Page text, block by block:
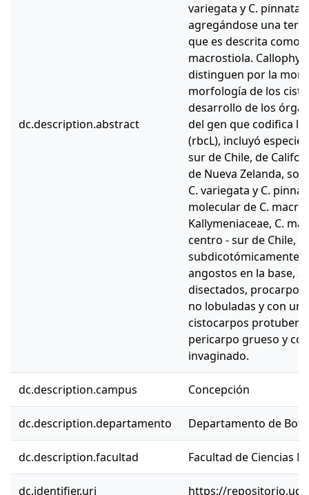
dc.description.abstract
variegata y C. pinnata
agregándose una
que es descrita como
macrostiola.
distinguen por la
morfología de los
desarrollo de los
del gen que codifica
(rbcL), incluyó
sur de Chile, de
de Nueva Zelanda,
C. variegata y C.
molecular de C.
Kallymeniaceae, C.
centro - sur de Chile,
subdicotómicamente,
angostos en la base,
disectados,
no lobuladas y con
cistocarpos
pericarpo grueso y
invaginado.
dc.description.campus Concepción
dc.description.departamento Departamento de
dc.description.facultad Facultad de Ciencias
dc.identifier.uri https://